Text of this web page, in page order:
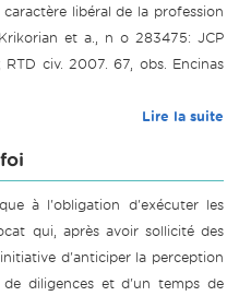
libéral de la profession
et a., n o 283475: JCP
civ. 2007. 67, obs. Encinas
Lire la suite
à l'obligation d'exécuter les
qui, après avoir sollicité des
d'anticiper la perception
diligences et d'un temps de